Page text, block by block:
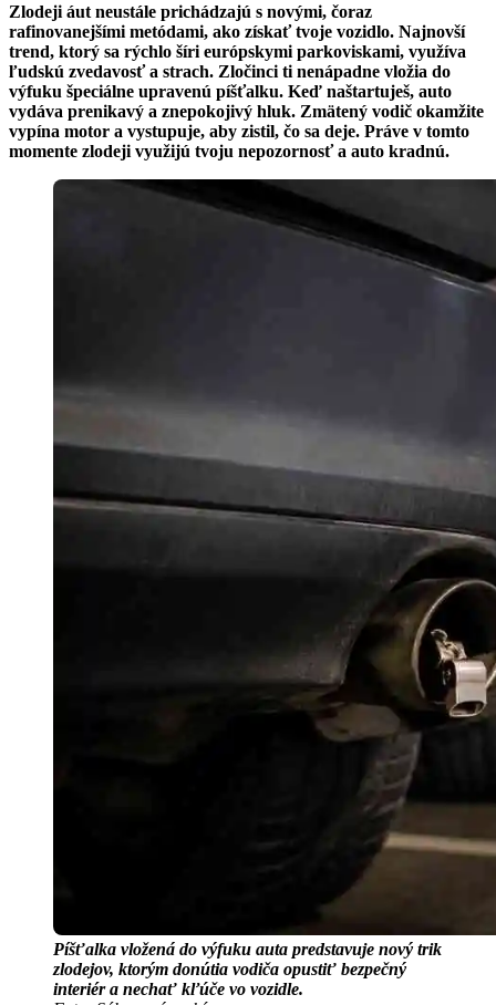
Zlodeji áut neustále prichádzajú s novými, čoraz
rafinovanejšími metódami, ako získať tvoje vozidlo. Najnovší
trend, ktorý sa rýchlo šíri európskymi parkoviskami, využíva
ľudskú zvedavosť a strach. Zločinci ti nenápadne vložia do
výfuku špeciálne upravenú píšťalku. Keď naštartuješ, auto
vydáva prenikavý a znepokojivý hluk. Zmätený vodič okamžite
vypína motor a vystupuje, aby zistil, čo sa deje. Práve v tomto
momente zlodeji využijú tvoju nepozornosť a auto kradnú.
Píšťalka vložená do výfuku auta predstavuje nový trik
zlodejov, ktorým donútia vodiča opustiť bezpečný
interiér a nechať kľúče vo vozidle.